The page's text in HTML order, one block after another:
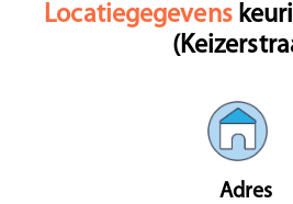
Locatiegegevens
Adres